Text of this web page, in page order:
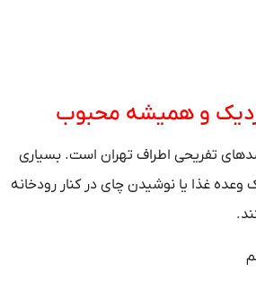
و همیشه محبوب
تفریحی اطراف تهران است. بسیاری
وعده غذا یا نوشیدن چای در کنار رودخانه